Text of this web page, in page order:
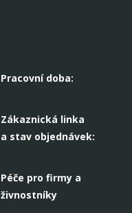
Pracovní doba:
Zákaznická linka
a stav objednávek:
Péče pro firmy a
živnostníky